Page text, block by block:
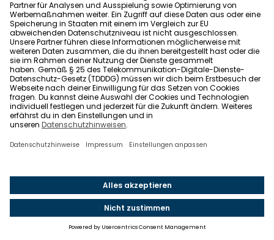
In welchen Regionen Deutschlands sind die
Immobilienpreise besonders hoch?
Wo in Deutschland steigen und sinken die
Immobilienpreise am meisten?
Was ist die langfristige Prognose vom
Gibt es in Deutschland eine
Immobilienpreisblase?